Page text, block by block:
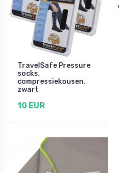
TravelSafe Pressure
socks,
compressiekousen,
zwart
10 EUR